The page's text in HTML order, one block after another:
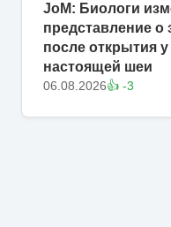
JoM: Биологи
представление о
после открытия
настоящей шеи
06.08.2026👍 -3